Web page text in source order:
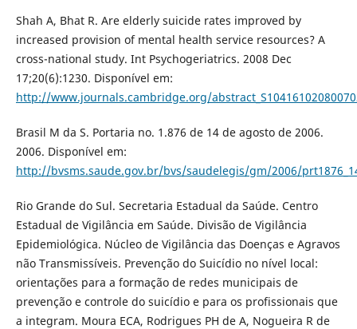
Shah A, Bhat R. Are elderly suicide rates improved by
increased provision of mental health service resources? A
cross-national study. Int Psychogeriatrics. 2008 Dec
17;20(6):1230. Disponível em:
http://www.journals.cambridge.org/
Brasil M da S. Portaria no. 1.876 de 14 de agosto de 2006.
2006. Disponível em:
http://bvsms.saude.gov.br/bvs/saudelegis/gm/2006/
Rio Grande do Sul. Secretaria Estadual da Saúde. Centro
Estadual de Vigilância em Saúde. Divisão de Vigilância
Epidemiológica. Núcleo de Vigilância das Doenças e Agravos
não Transmissíveis. Prevenção do Suicídio no nível local:
orientações para a formação de redes municipais de
prevenção e controle do suicídio e para os profissionais que
a integram. Moura ECA, Rodrigues PH de A, Nogueira R de